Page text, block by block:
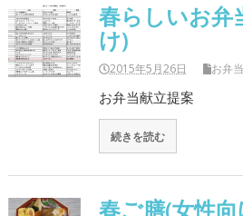
春らしいお弁
け)
2015年5月26日 お弁
お弁当献立提案
続きを読む
春ご膳(女性